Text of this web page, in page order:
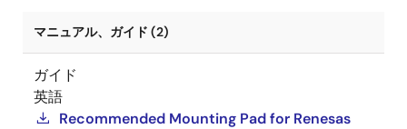
マニュアル、ガイド (2)
ガイド
英語
Recommended Mounting Pad for Renesas